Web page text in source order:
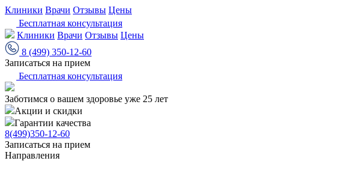
Клиники Врачи Отзывы Цены
Бесплатная консультация
Клиники Врачи Отзывы Цены
8 (499) 350-12-60
Записаться на прием
Бесплатная консультация
Заботимся о вашем здоровье уже 25 лет
Акции и скидки
Гарантии качества
8(499)350-12-60
Записаться на прием
Направления